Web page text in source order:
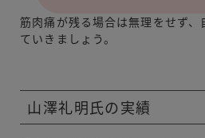
筋肉痛が残る場合は無理をせず、
ていきましょう。
山澤礼明氏の実績